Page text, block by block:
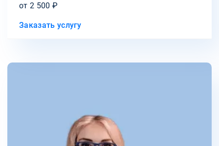
от 2 500 ₽
Заказать услугу